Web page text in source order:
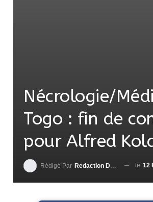
Nécrologie/
Togo : fin de
pour Alfred
Rédigé Par Redaction DjenaSport le 12